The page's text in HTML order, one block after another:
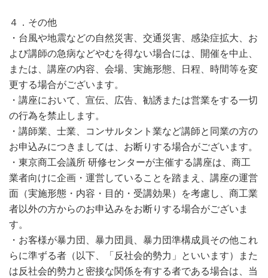
４．その他
・台風や地震などの自然災害、交通災害、感染症拡大、お
よび講師の急病などやむを得ない場合には、開催を中止、
または、講座の内容、会場、実施形態、日程、時間等を変
更する場合がございます。
・講座において、宣伝、広告、勧誘または営業をする一切
の行為を禁止します。
・講師業、士業、コンサルタント業など講師と同業の方の
お申込みにつきましては、お断りする場合がございます。
・東京商工会議所 研修センターが主催する講座は、商工
業者向けに企画・運営していることを踏まえ、講座の運営
面（実施形態・内容・目的・受講効果）を考慮し、商工業
者以外の方からのお申込みをお断りする場合がございま
す。
・お客様が暴力団、暴力団員、暴力団準構成員その他これ
らに準ずる者（以下、「反社会的勢力」といいます）また
は反社会的勢力と密接な関係を有する者である場合は、当